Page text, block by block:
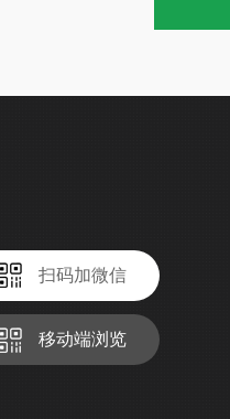
扫码加微信
移动端浏览